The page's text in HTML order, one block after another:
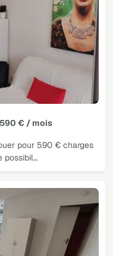
590 € / mois
pour 590 € charges
possibil…